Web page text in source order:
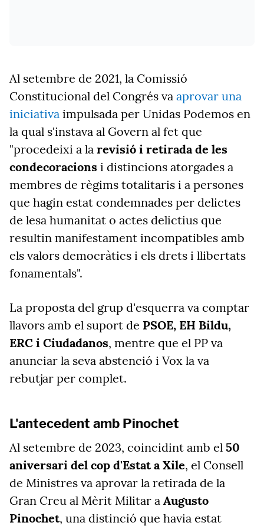
Al setembre de 2021, la Comissió
Constitucional del Congrés va aprovar una
iniciativa impulsada per Unidas Podemos en
la qual s'instava al Govern al fet que
"procedeixi a la revisió i retirada de les
condecoracions i distincions atorgades a
membres de règims totalitaris i a persones
que hagin estat condemnades per delictes
de lesa humanitat o actes delictius que
resultin manifestament incompatibles amb
els valors democràtics i els drets i llibertats
fonamentals".
La proposta del grup d'esquerra va comptar
llavors amb el suport de PSOE, EH Bildu,
ERC i Ciudadanos, mentre que el PP va
anunciar la seva abstenció i Vox la va
rebutjar per complet.
L'antecedent amb Pinochet
Al setembre de 2023, coincidint amb el 50
aniversari del cop d'Estat a Xile, el Consell
de Ministres va aprovar la retirada de la
Gran Creu al Mèrit Militar a Augusto
Pinochet, una distinció que havia estat